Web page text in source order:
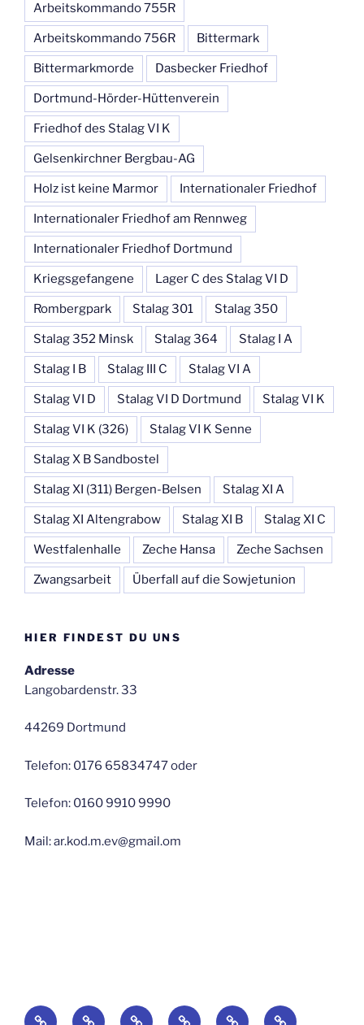
Arbeitskommando 755R
Arbeitskommando 756R Bittermark
Bittermarkmorde Dasbecker Friedhof
Dortmund-Hörder-Hüttenverein
Friedhof des Stalag VI K
Gelsenkirchner Bergbau-AG
Holz ist keine Marmor Internationaler Friedhof
Internationaler Friedhof am Rennweg
Internationaler Friedhof Dortmund
Kriegsgefangene Lager C des Stalag VI D
Rombergpark Stalag 301 Stalag 350
Stalag 352 Minsk Stalag 364 Stalag I A
Stalag I B Stalag III C Stalag VI A
Stalag VI D Stalag VI D Dortmund Stalag VI K
Stalag VI K (326) Stalag VI K Senne
Stalag X B Sandbostel
Stalag XI (311) Bergen-Belsen Stalag XI A
Stalag XI Altengrabow Stalag XI B Stalag XI C
Westfalenhalle Zeche Hansa Zeche Sachsen
Zwangsarbeit Überfall auf die Sowjetunion
HIER FINDEST DU UNS
Adresse
Langobardenstr. 33
44269 Dortmund
Telefon: 0176 65834747 oder
Telefon: 0160 9910 9990
Mail: ar.kod.m.ev@gmail.om
StartseiteBlog Über Suchaktionen-
по Galerie